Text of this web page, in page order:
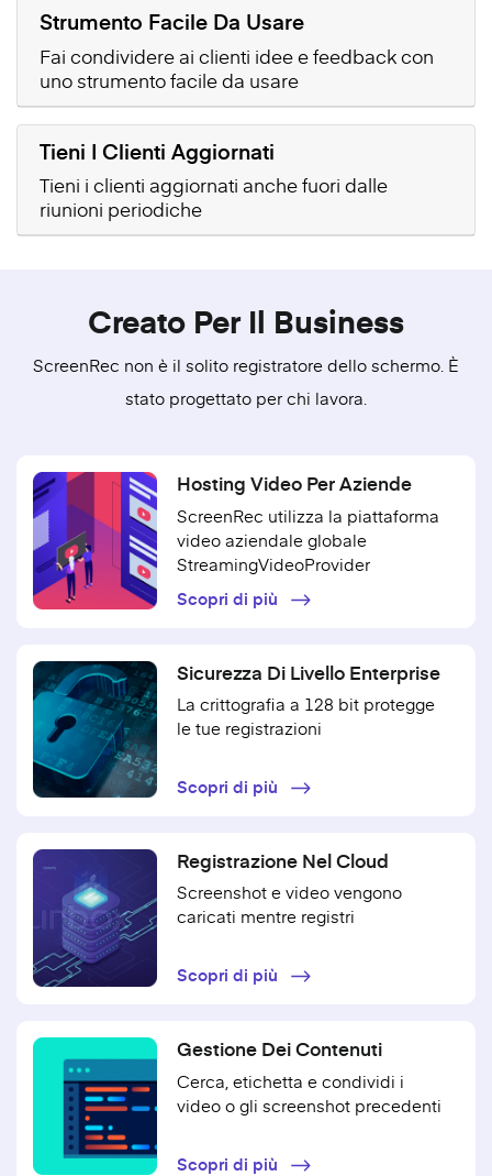
Strumento Facile Da Usare
Fai condividere ai clienti idee e feedback con
uno strumento facile da usare
Tieni I Clienti Aggiornati
Tieni i clienti aggiornati anche fuori dalle
riunioni periodiche
Creato Per Il Business
ScreenRec non è il solito registratore dello schermo. È
stato progettato per chi lavora.
Hosting Video Per Aziende
ScreenRec utilizza la piattaforma
video aziendale globale
StreamingVideoProvider
Scopri di più
Sicurezza Di Livello Enterprise
La crittografia a 128 bit protegge
le tue registrazioni
Scopri di più
Registrazione Nel Cloud
Screenshot e video vengono
caricati mentre registri
Scopri di più
Gestione Dei Contenuti
Cerca, etichetta e condividi i
video o gli screenshot precedenti
Scopri di più